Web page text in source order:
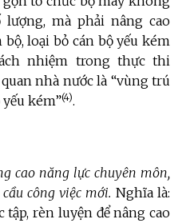
mà phải nâng cao
loại bỏ cán bộ yếu kém
nhiệm trong thực thi
nhà nước là “vùng trú
kém”(4).
cao năng lực chuyên môn,
công việc mới. Nghĩa là:
tập, rèn luyện để nâng cao